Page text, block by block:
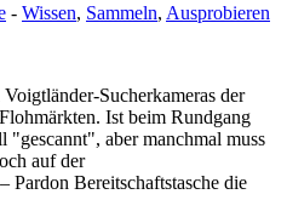
- Wissen, Sammeln, Ausprobieren
Sucherkameras der
Ist beim Rundgang
"gescannt", aber manchmal muss
auf der
Pardon Bereitschaftstasche die